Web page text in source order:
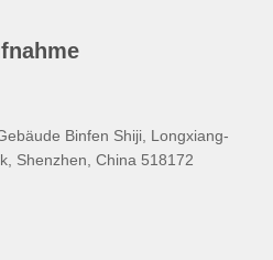
Binfen Shiji, Longxiang-
Shenzhen, China 518172